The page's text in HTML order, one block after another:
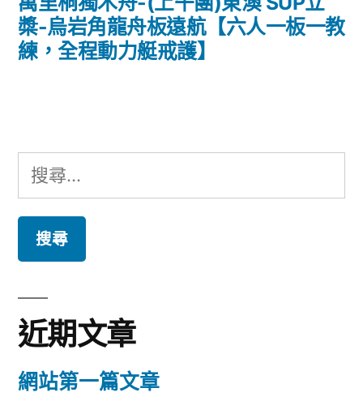
覽
篇
文
槳-烏岩角龍舟板遠航【六人一板一教
練，全程動力艇戒護】
搜
尋
鍵
字:
近期文章
網站第一篇文章